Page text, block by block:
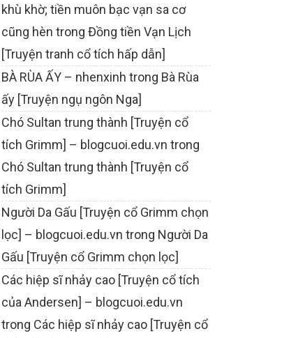
khù khờ; tiền muôn bạc vạn sa cơ
cũng hèn trong Đồng tiền Vạn Lịch
[Truyện tranh cổ tích hấp dẫn]
BÀ RÙA ẤY – nhenxinh trong Bà Rùa
ấy [Truyện ngụ ngôn Nga]
Chó Sultan trung thành [Truyện cổ
tích Grimm] – blogcuoi.edu.vn trong
Chó Sultan trung thành [Truyện cổ
tích Grimm]
Người Da Gấu [Truyện cổ Grimm chọn
lọc] – blogcuoi.edu.vn trong Người Da
Gấu [Truyện cổ Grimm chọn lọc]
Các hiệp sĩ nhảy cao [Truyện cổ tích
của Andersen] – blogcuoi.edu.vn
trong Các hiệp sĩ nhảy cao [Truyện cổ